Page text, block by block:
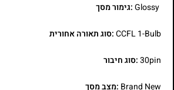
Glossy:גימור מסך
CCFL 1-Bulb:סוג תאורה אחורית
30pin:סוג חיבור
Brand New :מצב מסך